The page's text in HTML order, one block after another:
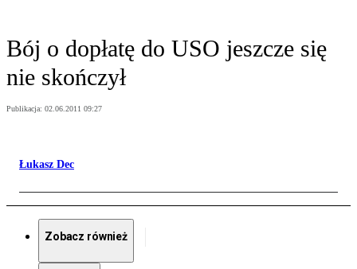
Bój o dopłatę do USO jeszcze się
nie skończył
Publikacja: 02.06.2011 09:27
Łukasz Dec
Zobacz również